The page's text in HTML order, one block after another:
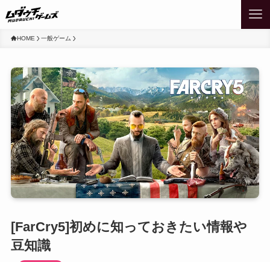
HOME 一般ゲーム
[FarCry5]初めに知っておきたい情報や
豆知識